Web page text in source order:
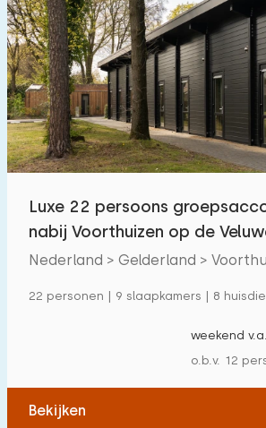
1 2 3 4
Badkamers:
1 2 3 4 5
Afstanden
Tot zee (max. aantal km):
Tot bos(max. aantal km):
10 20
1 2
Luxe 22 persoons
nabij Voorthuizen op de
Nederland > Gelderland >
22 personen | 9 slaapkamers | 8
weekend v.a.
o.b.v. 12
Bekijken